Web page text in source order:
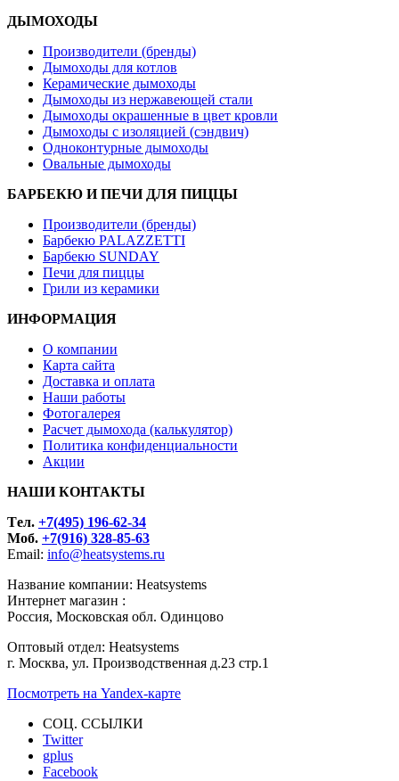
ДЫМОХОДЫ
Производители (бренды)
Дымоходы для котлов
Керамические дымоходы
Дымоходы из нержавеющей стали
Дымоходы окрашенные в цвет кровли
Дымоходы с изоляцией (сэндвич)
Одноконтурные дымоходы
Овальные дымоходы
БАРБЕКЮ И ПЕЧИ ДЛЯ ПИЦЦЫ
Производители (бренды)
Барбекю PALAZZETTI
Барбекю SUNDAY
Печи для пиццы
Грили из керамики
ИНФОРМАЦИЯ
О компании
Карта сайта
Доставка и оплата
Наши работы
Фотогалерея
Расчет дымохода (калькулятор)
Политика конфиденциальности
Акции
НАШИ КОНТАКТЫ
Tел. +7(495) 196-62-34
Моб. +7(916) 328-85-63
Email: info@heatsystems.ru
Название компании: Heatsystems
Интернет магазин :
Россия, Московская обл. Одинцово
Оптовый отдел: Heatsystems
г. Москва, ул. Производственная д.23 стр.1
Посмотреть на Yandex-карте
СОЦ. ССЫЛКИ
Twitter
gplus
Facebook